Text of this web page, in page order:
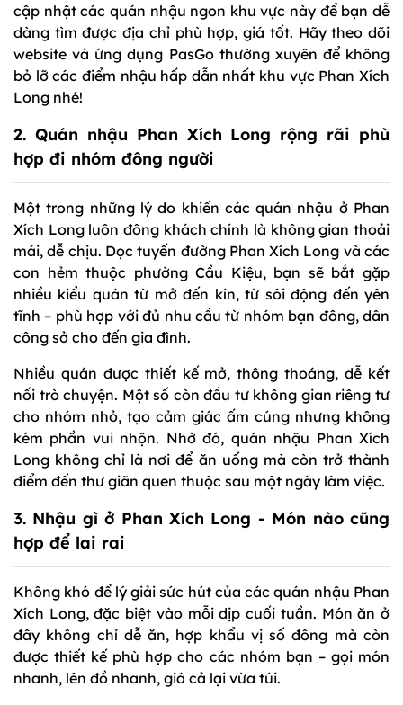
cập nhật các quán nhậu ngon khu vực này để bạn dễ
dàng tìm được địa chỉ phù hợp, giá tốt. Hãy theo dõi
website và ứng dụng PasGo thường xuyên để không
bỏ lỡ các điểm nhậu hấp dẫn nhất khu vực Phan Xích
Long nhé!
2. Quán nhậu Phan Xích Long rộng rãi phù
hợp đi nhóm đông người
Một trong những lý do khiến các quán nhậu ở Phan
Xích Long luôn đông khách chính là không gian thoải
mái, dễ chịu. Dọc tuyến đường Phan Xích Long và các
con hẻm thuộc phường Cầu Kiệu, bạn sẽ bắt gặp
nhiều kiểu quán từ mở đến kín, từ sôi động đến yên
tĩnh – phù hợp với đủ nhu cầu từ nhóm bạn đông, dân
công sở cho đến gia đình.
Nhiều quán được thiết kế mở, thông thoáng, dễ kết
nối trò chuyện. Một số còn đầu tư không gian riêng tư
cho nhóm nhỏ, tạo cảm giác ấm cúng nhưng không
kém phần vui nhộn. Nhờ đó, quán nhậu Phan Xích
Long không chỉ là nơi để ăn uống mà còn trở thành
điểm đến thư giãn quen thuộc sau một ngày làm việc.
3. Nhậu gì ở Phan Xích Long - Món nào cũng
hợp để lai rai
Không khó để lý giải sức hút của các quán nhậu Phan
Xích Long, đặc biệt vào mỗi dịp cuối tuần. Món ăn ở
đây không chỉ dễ ăn, hợp khẩu vị số đông mà còn
được thiết kế phù hợp cho các nhóm bạn – gọi món
nhanh, lên đồ nhanh, giá cả lại vừa túi.